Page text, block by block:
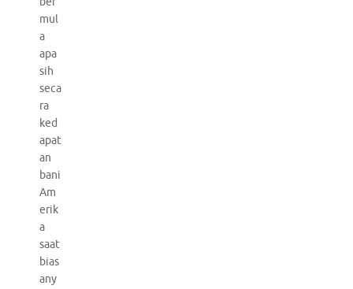
mul
a
apa
sih
seca
ra
ked
apat
an
bani
Am
erik
a
saat
bias
any